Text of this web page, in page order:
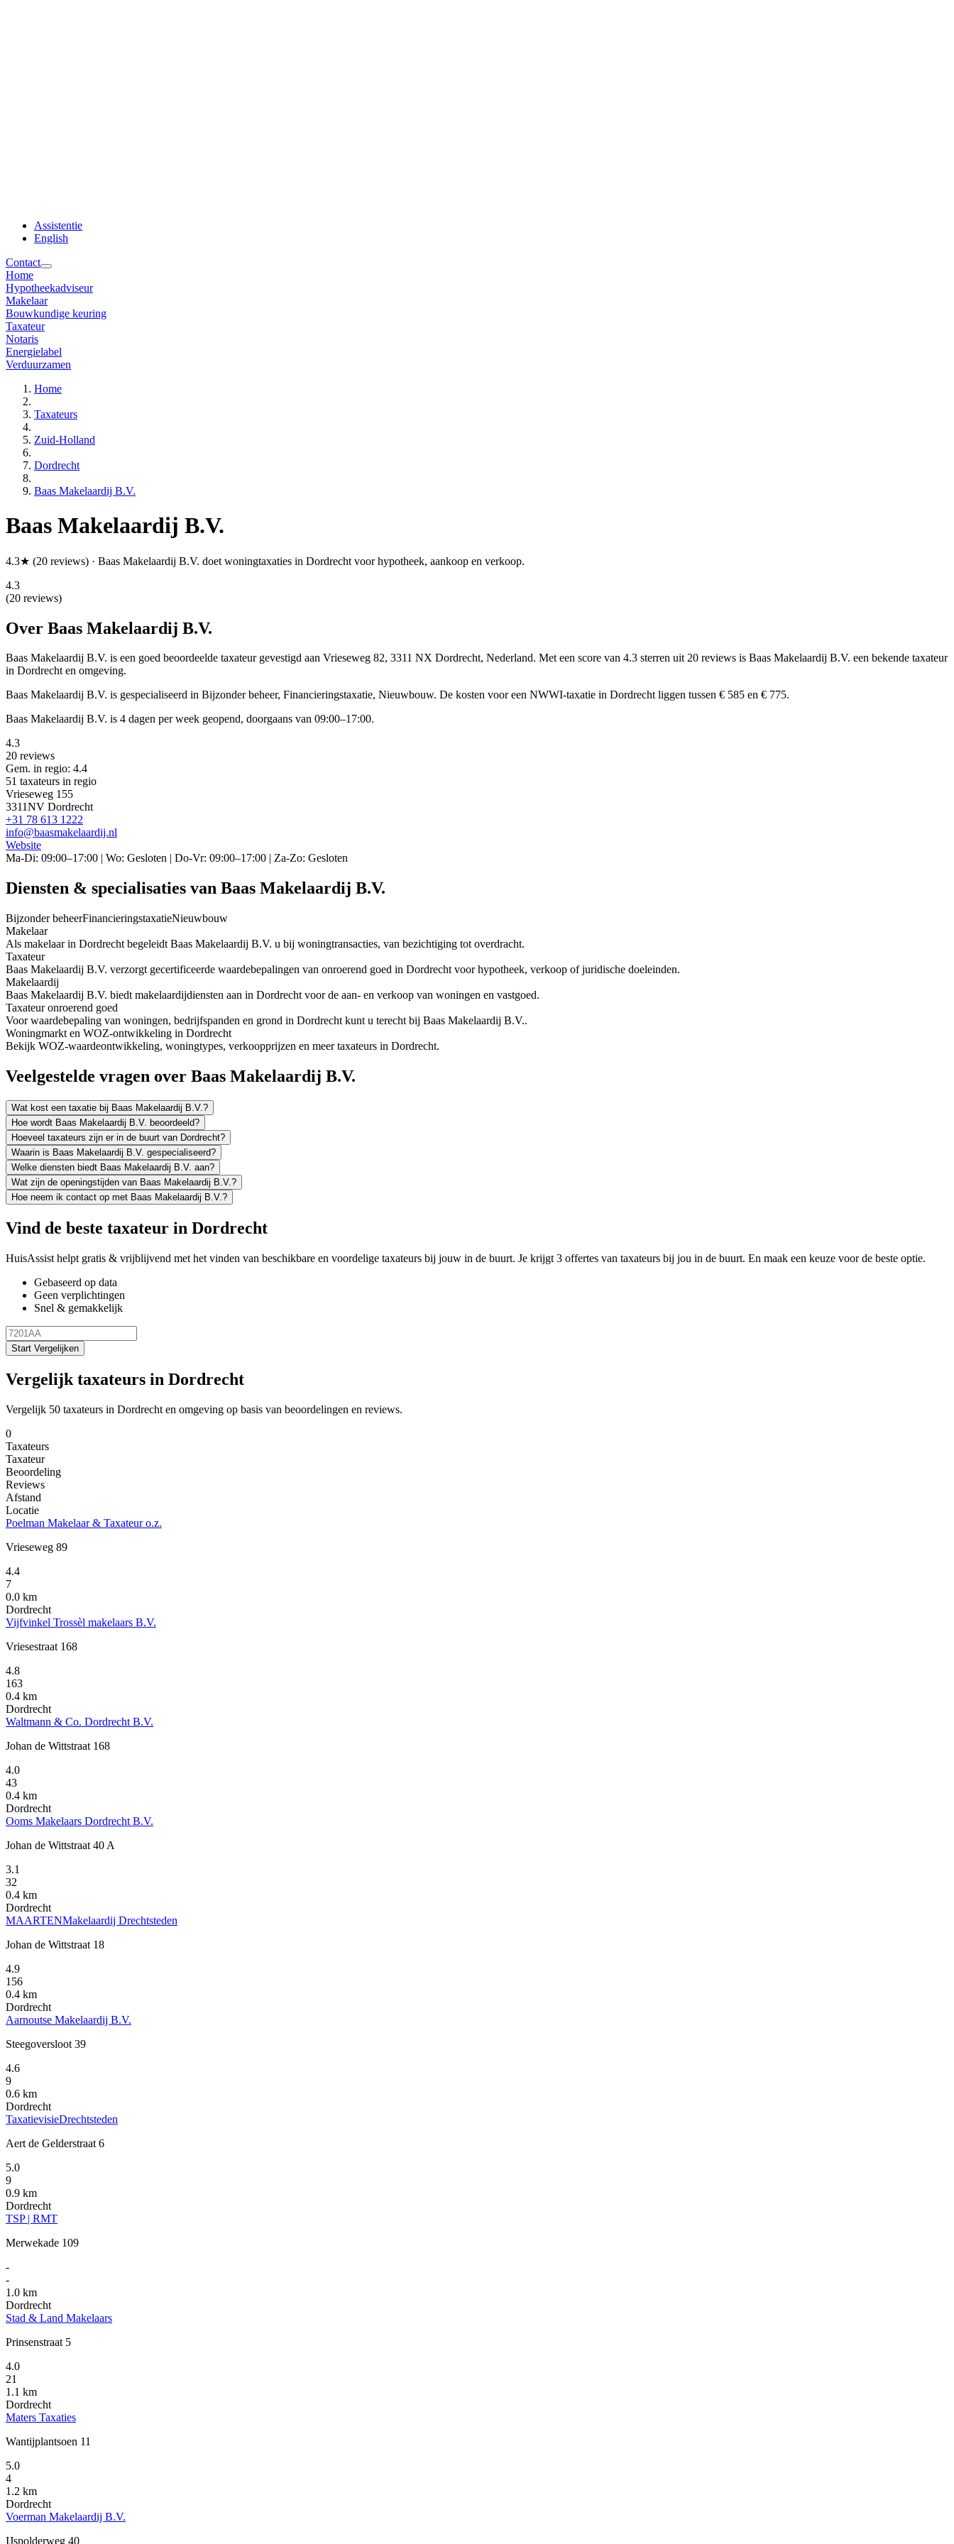
Assistentie
English
Contact
Home
Hypotheekadviseur
Makelaar
Bouwkundige keuring
Taxateur
Notaris
Energielabel
Verduurzamen
Home
Taxateurs
Zuid-Holland
Dordrecht
Baas Makelaardij B.V.
Baas Makelaardij B.V.
4.3★ (20 reviews) · Baas Makelaardij B.V. doet woningtaxaties in Dordrecht voor hypotheek, aankoop en verkoop.
4.3
(20 reviews)
Over Baas Makelaardij B.V.
Baas Makelaardij B.V. is een goed beoordeelde taxateur gevestigd aan Vrieseweg 82, 3311 NX Dordrecht, Nederland. Met een score van 4.3 sterren uit 20 reviews is Baas Makelaardij B.V. een bekende taxateur
in Dordrecht en omgeving.
Baas Makelaardij B.V. is gespecialiseerd in Bijzonder beheer, Financieringstaxatie, Nieuwbouw. De kosten voor een NWWI-taxatie in Dordrecht liggen tussen € 585 en € 775.
Baas Makelaardij B.V. is 4 dagen per week geopend, doorgaans van 09:00–17:00.
4.3
20 reviews
Gem. in regio: 4.4
51 taxateurs in regio
Vrieseweg 155
3311NV Dordrecht
+31 78 613 1222
info@baasmakelaardij.nl
Website
Ma-Di: 09:00–17:00 | Wo: Gesloten | Do-Vr: 09:00–17:00 | Za-Zo: Gesloten
Diensten & specialisaties van Baas Makelaardij B.V.
Bijzonder beheerFinancieringstaxatieNieuwbouw
Makelaar
Als makelaar in Dordrecht begeleidt Baas Makelaardij B.V. u bij woningtransacties, van bezichtiging tot overdracht.
Taxateur
Baas Makelaardij B.V. verzorgt gecertificeerde waardebepalingen van onroerend goed in Dordrecht voor hypotheek, verkoop of juridische doeleinden.
Makelaardij
Baas Makelaardij B.V. biedt makelaardijdiensten aan in Dordrecht voor de aan- en verkoop van woningen en vastgoed.
Taxateur onroerend goed
Voor waardebepaling van woningen, bedrijfspanden en grond in Dordrecht kunt u terecht bij Baas Makelaardij B.V..
Woningmarkt en WOZ-ontwikkeling in Dordrecht
Bekijk WOZ-waardeontwikkeling, woningtypes, verkoopprijzen en meer taxateurs in Dordrecht.
Veelgestelde vragen over Baas Makelaardij B.V.
Wat kost een taxatie bij Baas Makelaardij B.V.?
Hoe wordt Baas Makelaardij B.V. beoordeeld?
Hoeveel taxateurs zijn er in de buurt van Dordrecht?
Waarin is Baas Makelaardij B.V. gespecialiseerd?
Welke diensten biedt Baas Makelaardij B.V. aan?
Wat zijn de openingstijden van Baas Makelaardij B.V.?
Hoe neem ik contact op met Baas Makelaardij B.V.?
Vind de beste taxateur in Dordrecht
HuisAssist helpt gratis & vrijblijvend met het vinden van beschikbare en voordelige taxateurs bij jouw in de buurt. Je krijgt 3 offertes van taxateurs bij jou in de buurt. En maak een keuze voor de beste optie.
Gebaseerd op data
Geen verplichtingen
Snel & gemakkelijk
Start Vergelijken
Vergelijk taxateurs in Dordrecht
Vergelijk 50 taxateurs in Dordrecht en omgeving op basis van beoordelingen en reviews.
0
Taxateurs
Taxateur
Beoordeling
Reviews
Afstand
Locatie
Poelman Makelaar & Taxateur o.z.
Vrieseweg 89
4.4
7
0.0 km
Dordrecht
Vijfvinkel Trossèl makelaars B.V.
Vriesestraat 168
4.8
163
0.4 km
Dordrecht
Waltmann & Co. Dordrecht B.V.
Johan de Wittstraat 168
4.0
43
0.4 km
Dordrecht
Ooms Makelaars Dordrecht B.V.
Johan de Wittstraat 40 A
3.1
32
0.4 km
Dordrecht
MAARTENMakelaardij Drechtsteden
Johan de Wittstraat 18
4.9
156
0.4 km
Dordrecht
Aarnoutse Makelaardij B.V.
Steegoversloot 39
4.6
9
0.6 km
Dordrecht
TaxatievisieDrechtsteden
Aert de Gelderstraat 6
5.0
9
0.9 km
Dordrecht
TSP | RMT
Merwekade 109
-
-
1.0 km
Dordrecht
Stad & Land Makelaars
Prinsenstraat 5
4.0
21
1.1 km
Dordrecht
Maters Taxaties
Wantijplantsoen 11
5.0
4
1.2 km
Dordrecht
Voerman Makelaardij B.V.
IJspolderweg 40